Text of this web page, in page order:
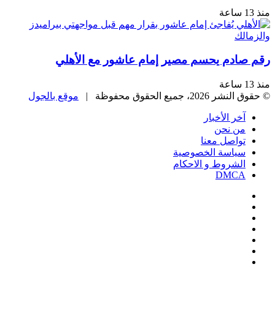
منذ 13 ساعة
رقم صادم يحسم مصير إمام عاشور مع الأهلي
منذ 13 ساعة
© حقوق النشر 2026، جميع الحقوق محفوظة |
موقع بالجول
آخر الأخبار
من نحن
تواصل معنا
سياسة الخصوصية
الشروط و الاحكام
DMCA